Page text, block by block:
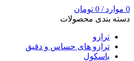
0 موارد /
0 تومان
دسته بندی محصولات
ترازو
ترازو های حساس و دقیق
باسکول